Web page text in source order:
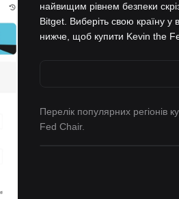
найвищим рівнем безпеки
Bitget. Виберіть свою країну у
нижче, щоб купити Kevin the
Перелік популярних регіонів
Fed Chair.